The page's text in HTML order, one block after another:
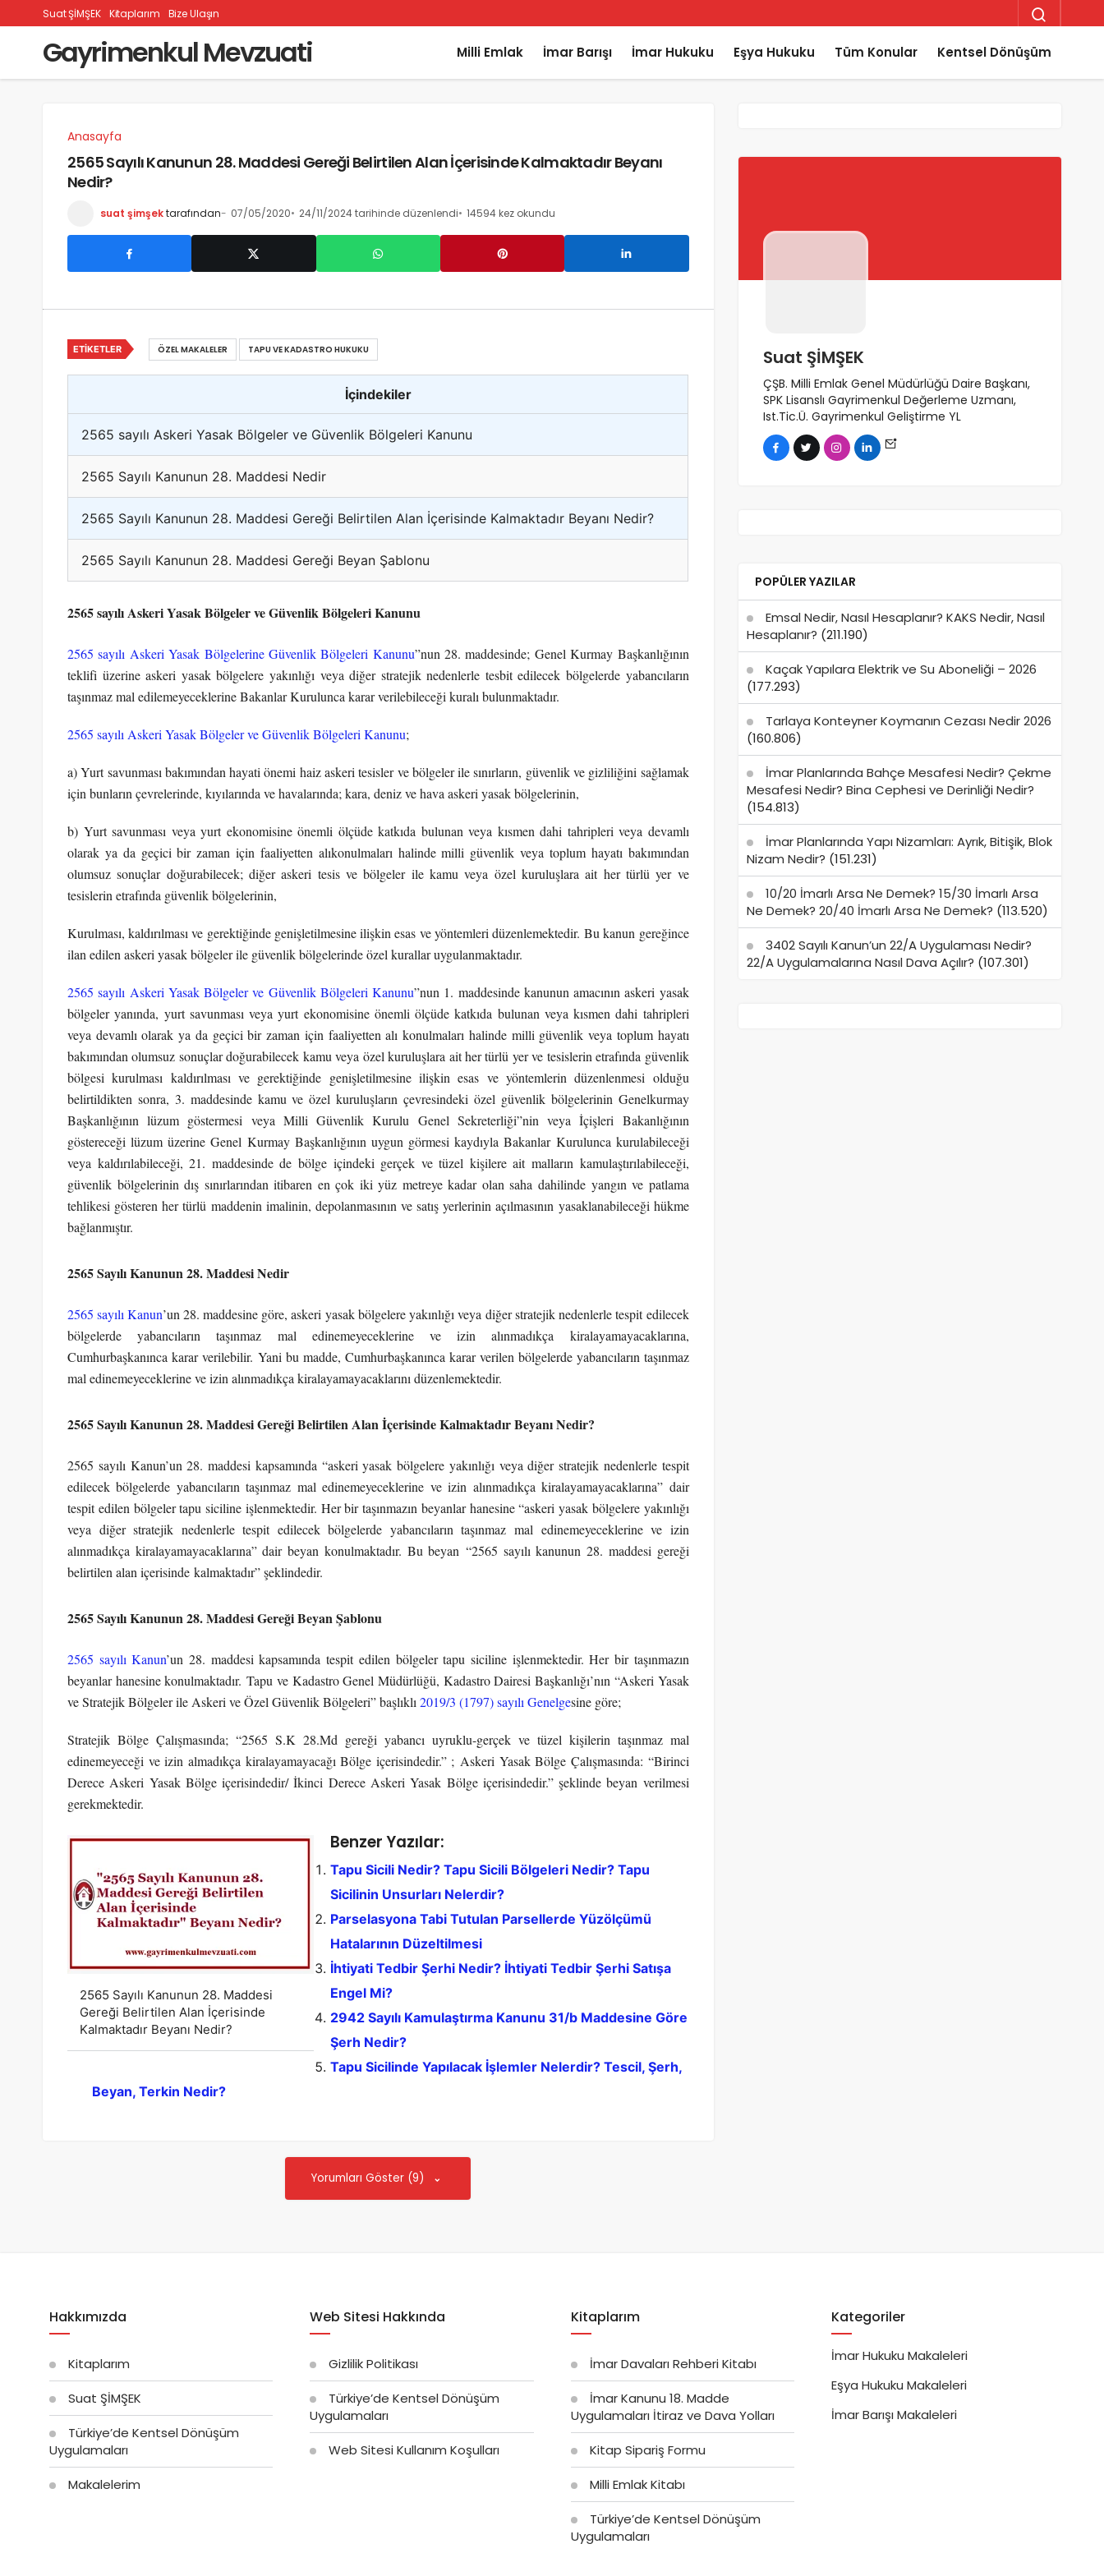
Suat ŞİMŞEK Kitaplarım Bize Ulaşın
Gayrimenkul Mevzuati Milli Emlak İmar Barışı İmar Hukuku Eşya Hukuku Tüm Konular Kentsel Dönüşüm
Anasayfa
2565 Sayılı Kanunun 28. Maddesi Gereği Belirtilen Alan İçerisinde Kalmaktadır Beyanı
Nedir?
suat şimşektarafından 07/05/2020 24/11/2024 tarihinde düzenlendi 14594 kez okundu
İçindekiler
2565 sayılı Askeri Yasak Bölgeler ve Güvenlik Bölgeleri Kanunu
2565 Sayılı Kanunun 28. Maddesi Nedir
2565 Sayılı Kanunun 28. Maddesi Gereği Belirtilen Alan İçerisinde Kalmaktadır Beyanı Nedir?
2565 Sayılı Kanunun 28. Maddesi Gereği Beyan Şablonu
2565 sayılı Askeri Yasak Bölgeler ve Güvenlik Bölgeleri Kanunu
2565 sayılı Askeri Yasak Bölgelerine Güvenlik Bölgeleri Kanunu”nun 28. maddesinde; Genel Kurmay Başkanlığının
teklifi üzerine askeri yasak bölgelere yakınlığı veya diğer stratejik nedenlerle tesbit edilecek bölgelerde yabancıların
taşınmaz mal edilemeyeceklerine Bakanlar Kurulunca karar verilebileceği kuralı bulunmaktadır.
2565 sayılı Askeri Yasak Bölgeler ve Güvenlik Bölgeleri Kanunu;
a) Yurt savunması bakımından hayati önemi haiz askeri tesisler ve bölgeler ile sınırların, güvenlik ve gizliliğini sağlamak
için bunların çevrelerinde, kıyılarında ve havalarında; kara, deniz ve hava askeri yasak bölgelerinin,
b) Yurt savunması veya yurt ekonomisine önemli ölçüde katkıda bulunan veya kısmen dahi tahripleri veya devamlı
olarak ya da geçici bir zaman için faaliyetten alıkonulmaları halinde milli güvenlik veya toplum hayatı bakımından
olumsuz sonuçlar doğurabilecek; diğer askeri tesis ve bölgeler ile kamu veya özel kuruluşlara ait her türlü yer ve
tesislerin etrafında güvenlik bölgelerinin,
Kurulması, kaldırılması ve gerektiğinde genişletilmesine ilişkin esas ve yöntemleri düzenlemektedir. Bu kanun gereğince
ilan edilen askeri yasak bölgeler ile güvenlik bölgelerinde özel kurallar uygulanmaktadır.
2565 sayılı Askeri Yasak Bölgeler ve Güvenlik Bölgeleri Kanunu”nun 1. maddesinde kanunun amacının askeri yasak
bölgeler yanında, yurt savunması veya yurt ekonomisine önemli ölçüde katkıda bulunan veya kısmen dahi tahripleri
veya devamlı olarak ya da geçici bir zaman için faaliyetten alı konulmaları halinde milli güvenlik veya toplum hayatı
bakımından olumsuz sonuçlar doğurabilecek kamu veya özel kuruluşlara ait her türlü yer ve tesislerin etrafında güvenlik
bölgesi kurulması kaldırılması ve gerektiğinde genişletilmesine ilişkin esas ve yöntemlerin düzenlenmesi olduğu
belirtildikten sonra, 3. maddesinde kamu ve özel kuruluşların çevresindeki özel güvenlik bölgelerinin Genelkurmay
Başkanlığının lüzum göstermesi veya Milli Güvenlik Kurulu Genel Sekreterliği”nin veya İçişleri Bakanlığının
göstereceği lüzum üzerine Genel Kurmay Başkanlığının uygun görmesi kaydıyla Bakanlar Kurulunca kurulabileceği
veya kaldırılabileceği, 21. maddesinde de bölge içindeki gerçek ve tüzel kişilere ait malların kamulaştırılabileceği,
güvenlik bölgelerinin dış sınırlarından itibaren en çok iki yüz metreye kadar olan saha dahilinde yangın ve patlama
tehlikesi gösteren her türlü maddenin imalinin, depolanmasının ve satış yerlerinin açılmasının yasaklanabileceği hükme
bağlanmıştır.
2565 Sayılı Kanunun 28. Maddesi Nedir
2565 sayılı Kanun’un 28. maddesine göre, askeri yasak bölgelere yakınlığı veya diğer stratejik nedenlerle tespit edilecek
bölgelerde yabancıların taşınmaz mal edinemeyeceklerine ve izin alınmadıkça kiralayamayacaklarına,
Cumhurbaşkanınca karar verilebilir. Yani bu madde, Cumhurbaşkanınca karar verilen bölgelerde yabancıların taşınmaz
mal edinemeyeceklerine ve izin alınmadıkça kiralayamayacaklarını düzenlemektedir.
2565 Sayılı Kanunun 28. Maddesi Gereği Belirtilen Alan İçerisinde Kalmaktadır Beyanı Nedir?
2565 sayılı Kanun’un 28. maddesi kapsamında “askeri yasak bölgelere yakınlığı veya diğer stratejik nedenlerle tespit
edilecek bölgelerde yabancıların taşınmaz mal edinemeyeceklerine ve izin alınmadıkça kiralayamayacaklarına” dair
tespit edilen bölgeler tapu siciline işlenmektedir. Her bir taşınmazın beyanlar hanesine “askeri yasak bölgelere yakınlığı
veya diğer stratejik nedenlerle tespit edilecek bölgelerde yabancıların taşınmaz mal edinemeyeceklerine ve izin
alınmadıkça kiralayamayacaklarına” dair beyan konulmaktadır. Bu beyan “2565 sayılı kanunun 28. maddesi gereği
belirtilen alan içerisinde kalmaktadır” şeklindedir.
2565 Sayılı Kanunun 28. Maddesi Gereği Beyan Şablonu
2565 sayılı Kanun’un 28. maddesi kapsamında tespit edilen bölgeler tapu siciline işlenmektedir. Her bir taşınmazın
beyanlar hanesine konulmaktadır. Tapu ve Kadastro Genel Müdürlüğü, Kadastro Dairesi Başkanlığı’nın “Askeri Yasak
ve Stratejik Bölgeler ile Askeri ve Özel Güvenlik Bölgeleri” başlıklı 2019/3 (1797) sayılı Genelgesine göre;
Stratejik Bölge Çalışmasında; “2565 S.K 28.Md gereği yabancı uyruklu-gerçek ve tüzel kişilerin taşınmaz mal
edinemeyeceği ve izin almadıkça kiralayamayacağı Bölge içerisindedir.” ; Askeri Yasak Bölge Çalışmasında: “Birinci
Derece Askeri Yasak Bölge içerisindedir/ İkinci Derece Askeri Yasak Bölge içerisindedir.” şeklinde beyan verilmesi
gerekmektedir.
2565 Sayılı Kanunun 28. Maddesi
Gereği Belirtilen Alan İçerisinde
Kalmaktadır Beyanı Nedir?
Benzer Yazılar:
Tapu Sicili Nedir? Tapu Sicili Bölgeleri Nedir? Tapu
Sicilinin Unsurları Nelerdir?
Parselasyona Tabi Tutulan Parsellerde Yüzölçümü
Hatalarının Düzeltilmesi
İhtiyati Tedbir Şerhi Nedir? İhtiyati Tedbir Şerhi Satışa
Engel Mi?
2942 Sayılı Kamulaştırma Kanunu 31/b Maddesine Göre
Şerh Nedir?
Tapu Sicilinde Yapılacak İşlemler Nelerdir? Tescil, Şerh,
Beyan, Terkin Nedir?
ETIKETLER ÖZEL MAKALELER TAPU VE KADASTRO HUKUKU
Yorumları Göster (9)
Suat ŞİMŞEK
ÇŞB. Milli Emlak Genel Müdürlüğü Daire Başkanı,
SPK Lisanslı Gayrimenkul Değerleme Uzmanı,
Ist.Tic.Ü. Gayrimenkul Geliştirme YL
POPÜLER YAZILAR
Emsal Nedir, Nasıl Hesaplanır? KAKS Nedir, Nasıl
Hesaplanır? (211.190)
Kaçak Yapılara Elektrik ve Su Aboneliği – 2026
(177.293)
Tarlaya Konteyner Koymanın Cezası Nedir 2026
(160.806)
İmar Planlarında Bahçe Mesafesi Nedir? Çekme
Mesafesi Nedir? Bina Cephesi ve Derinliği Nedir?
(154.813)
İmar Planlarında Yapı Nizamları: Ayrık, Bitişik, Blok
Nizam Nedir? (151.231)
10/20 İmarlı Arsa Ne Demek? 15/30 İmarlı Arsa
Ne Demek? 20/40 İmarlı Arsa Ne Demek? (113.520)
3402 Sayılı Kanun’un 22/A Uygulaması Nedir?
22/A Uygulamalarına Nasıl Dava Açılır? (107.301)
Hakkımızda
Kitaplarım
Suat ŞİMŞEK
Türkiye’de Kentsel Dönüşüm
Uygulamaları
Makalelerim
Web Sitesi Hakkında
Gizlilik Politikası
Türkiye’de Kentsel Dönüşüm
Uygulamaları
Web Sitesi Kullanım Koşulları
Kitaplarım
İmar Davaları Rehberi Kitabı
İmar Kanunu 18. Madde
Uygulamaları İtiraz ve Dava Yolları
Kitap Sipariş Formu
Milli Emlak Kitabı
Türkiye’de Kentsel Dönüşüm
Uygulamaları
Kategoriler
İmar Hukuku Makaleleri
Eşya Hukuku Makaleleri
İmar Barışı Makaleleri